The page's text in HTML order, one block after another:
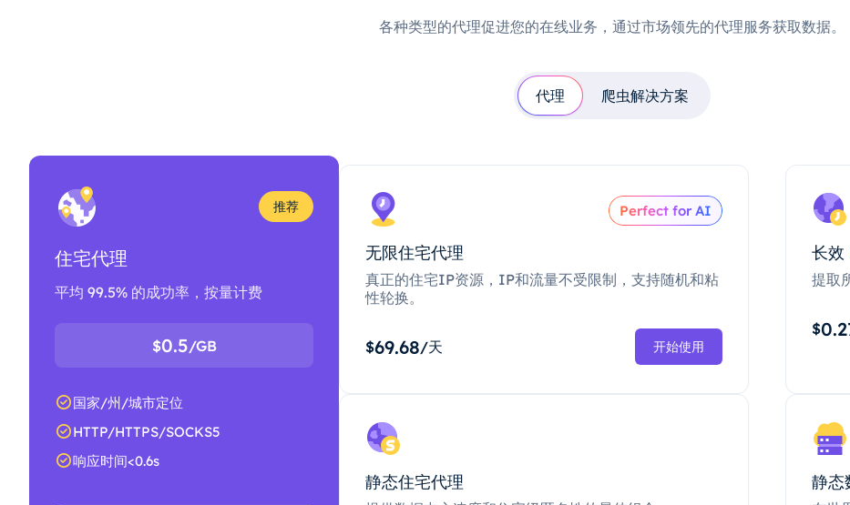
各种类型的代理促进您的在线业务，通过市场领先的代理服务获取数据。
代理 爬虫解决方案
推荐
住宅代理
平均 99.5% 的成功率，按量计费
$0.5/GB
国家/州/城市定位
HTTP/HTTPS/SOCKS5
响应时间<0.6s
Perfect for AI
无限住宅代理
真正的住宅IP资源，IP和流量不受限制，支持随机和粘
性轮换。
$69.68/天 开始使用
长效
提取
$
静态住宅代理 静态